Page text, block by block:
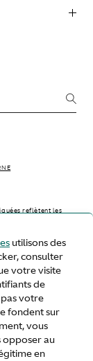
utilisons des
consulter
votre visite
de
votre
fondent sur
vous
au
en
reflètent les
véhicule et le style
France